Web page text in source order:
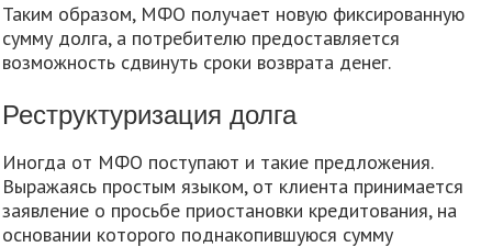
Таким образом, МФО получает новую фиксированную
сумму долга, а потребителю предоставляется
возможность сдвинуть сроки возврата денег.
Реструктуризация долга
Иногда от МФО поступают и такие предложения.
Выражаясь простым языком, от клиента принимается
заявление о просьбе приостановки кредитования, на
основании которого поднакопившуюся сумму